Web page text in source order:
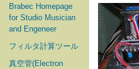
Brabec Homepage
for Studio Musician
and Engeneer
フィルタ計算ツール
真空管(Electron